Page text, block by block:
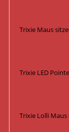
Trixie Maus
Trixie LED
Trixie Lolli